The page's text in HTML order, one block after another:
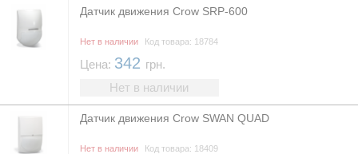
Датчик движения Crow SRP-600
Нет в наличии Код товара: 18784
Цена: 342 грн.
Нет в наличии
Датчик движения Crow SWAN QUAD
Нет в наличии Код товара: 18409